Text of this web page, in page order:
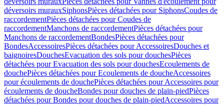
déversoirs murauxSiphonsPièces détachées pour SiphonsCoudes de
raccordementPièces détachées pour Coudes de
raccordementManchons de raccordementPièces détachées pour
Manchons de raccordementBondesPièces détachées pour
BondesAccessoiresPièces détachées pour AccessoiresDouches et
baignoiresDouchesEvacuation des sols pour douchesPièces
détachées pour Evacuation des sols pour douchesEcoulements de
douchePièces détachées pour Ecoulements de doucheAccessoires
pour écoulements de douchePièces détachées pour Accessoires pour
écoulements de doucheBondes pour douches de plain-piedPièces
détachées pour Bondes pour douches de plain-piedAccessoires pour